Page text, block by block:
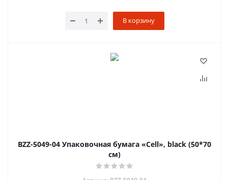
В корзину
BZZ-5049-04 Упаковочная бумага «Cell», black (50*70
см)